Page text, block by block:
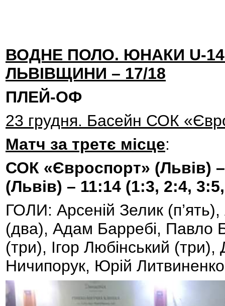
ВОДНЕ ПОЛО. ЮНАКИ U-
ЛЬВІВЩИНИ – 17/18
ПЛЕЙ-ОФ
23 грудня. Басейн СОК
Матч за третє місце:
СОК «Євроспорт» (Львів)
(Львів) – 11:14 (1:3, 2:4,
ГОЛИ: Арсеній Зелик
(два), Адам Барребі, Павло
(три), Ігор Любінський
Ничипорук, Юрій